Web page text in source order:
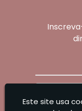
Este site usa